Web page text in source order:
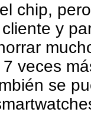
chip,
y
veces
se